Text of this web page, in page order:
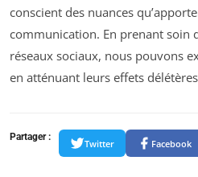
conscient des nuances
communication. En prenant soin
réseaux sociaux, nous pouvons
en atténuant leurs effets
Partager :
Twitter Facebook